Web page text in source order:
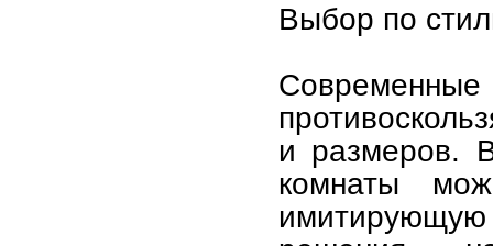
Выбор по
и размеров.
комнаты